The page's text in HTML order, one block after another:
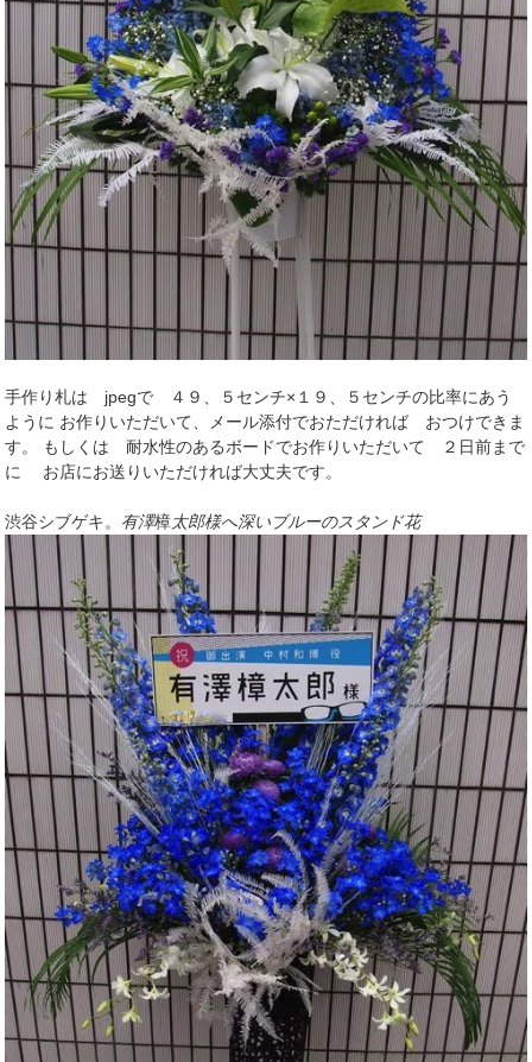
手作り札は jpegで ４９、５センチ×１９、５センチの比率にあう
ように お作りいただいて、メール添付でおただければ おつけできま
す。 もしくは 耐水性のあるボードでお作りいただいて ２日前まで
に お店にお送りいただければ大丈夫です。
渋谷シブゲキ。 有澤樟太郎様へ深いブルーのスタンド花